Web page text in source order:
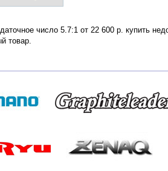
число 5.7:1 от 22 600 р. купить
товар.